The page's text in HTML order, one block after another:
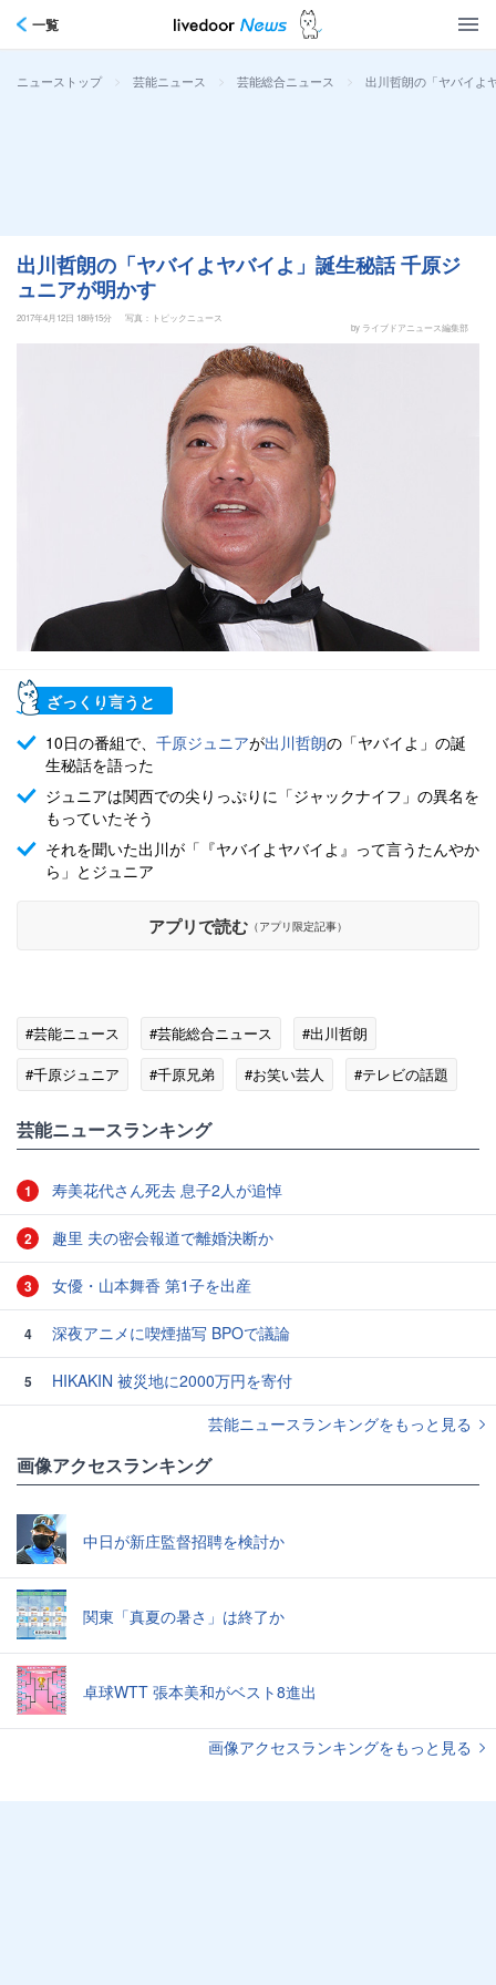
一覧
ニューストップ > 芸能ニュース > 芸能総合ニュース > 出川哲朗の「ヤバイよ
出川哲朗の「ヤバイよヤバイよ」誕生秘話 千原ジ
ュニアが明かす
2017年4月12日 18時15分
写真：トピックニュース
by ライブドアニュース編集部
ざっくり言うと
10日の番組で、 千原ジュニアが出川哲朗の「ヤバイよ」の誕
生秘話を語った
ジュニアは関西での尖りっぷりに「ジャックナイフ」の異名を
もっていたそう
それを聞いた出川が「『ヤバイよヤバイよ』って言うたんやか
ら」とジュニア
アプリで読む （アプリ限定記事）
#芸能ニュース #芸能総合ニュース
#出川哲朗
#千原ジュニア
#千原兄弟 #お笑い芸人 #テレビの話題
芸能ニュースランキング
1 寿美花代さん死去 息子2人が追悼
2 趣里 夫の密会報道で離婚決断か
3 女優・山本舞香 第1子を出産
4 深夜アニメに喫煙描写 BPOで議論
5
HIKAKIN 被災地に2000万円を寄付
芸能ニュースランキングをもっと見る
画像アクセスランキング
中日が新庄監督招聘を検討か
関東「真夏の暑さ」は終了か
卓球WTT 張本美和がベスト8進出
画像アクセスランキングをもっと見る